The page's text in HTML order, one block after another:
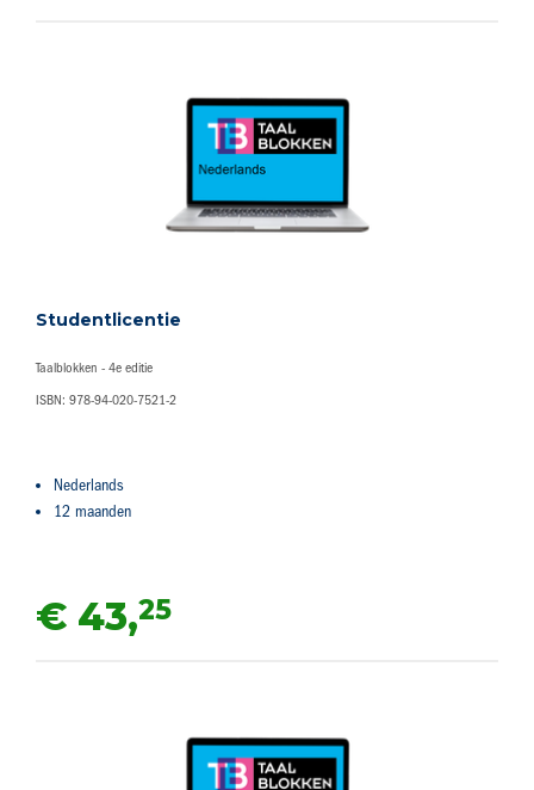
Studentlicentie
Taalblokken - 4e editie
ISBN: 978-94-020-7521-2
Nederlands
12 maanden
€ 43,25